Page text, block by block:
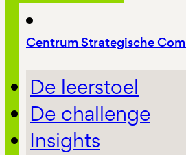
Centrum Strategische
De leerstoel
De challenge
Insights